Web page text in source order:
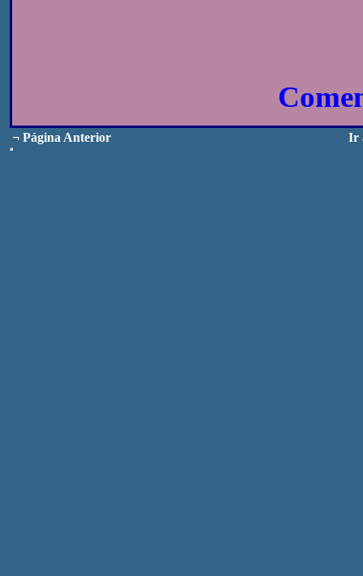
¬ Página Anterior Ir